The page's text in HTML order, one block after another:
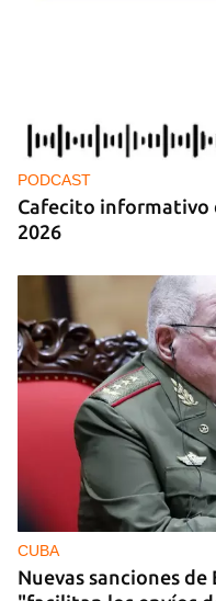
PODCAST
Cafecito informativo
2026
CUBA
Nuevas sanciones